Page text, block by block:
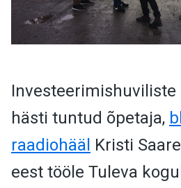
Investeerimishuviliste
hästi tuntud õpetaja,
raadiohääl Kristi
eest tööle Tuleva